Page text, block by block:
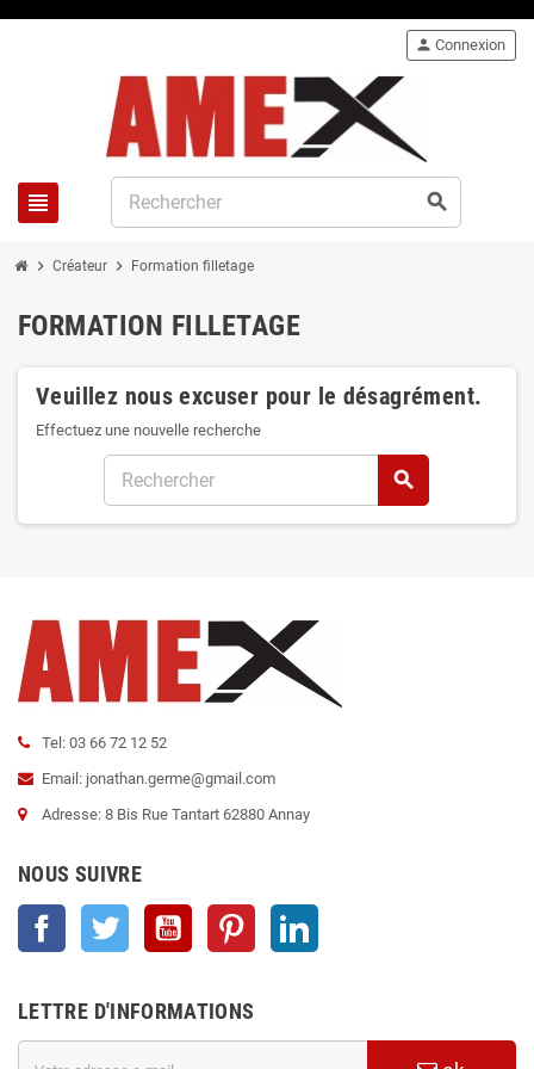
view_headline search
person Connexion
chevron_right Créateur chevron_right Formation filletage
FORMATION FILLETAGE
Veuillez nous excuser pour le désagrément.
Effectuez une nouvelle recherche
search
Tel: 03 66 72 12 52
Email: jonathan.germe@gmail.com
Adresse: 8 Bis Rue Tantart 62880 Annay
NOUS SUIVRE
Facebook Twitter YouTube Pinterest
LETTRE D'INFORMATIONS